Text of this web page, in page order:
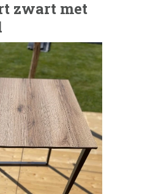
zwart met